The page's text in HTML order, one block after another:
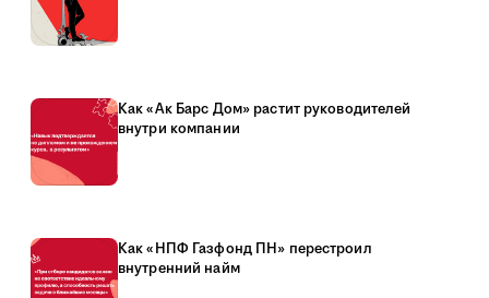
Как «Ак Барс Дом» растит руководителей
внутри компании
Как «НПФ Газфонд ПН» перестроил
внутренний найм